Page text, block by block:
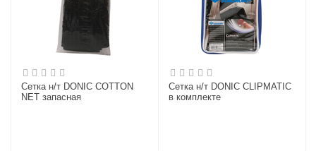
Сетка н/т DONIC COTTON
NET запасная
Сетка н/т DONIC CLIPMATIC
в комплекте